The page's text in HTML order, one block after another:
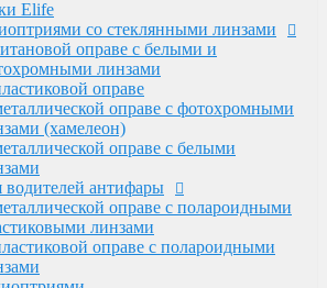
линзами
оправе с полароидными
компьютера
оправе с полимерными
оправе
очки
оправе
оправе
Ricardi от 15000
Elife
со стеклянными линзами
оправе с белыми и
линзами
оправе
оправе с фотохромными
(хамелеон)
оправе с белыми
водителей антифары
оправе с полароидными
линзами
оправе с полароидными